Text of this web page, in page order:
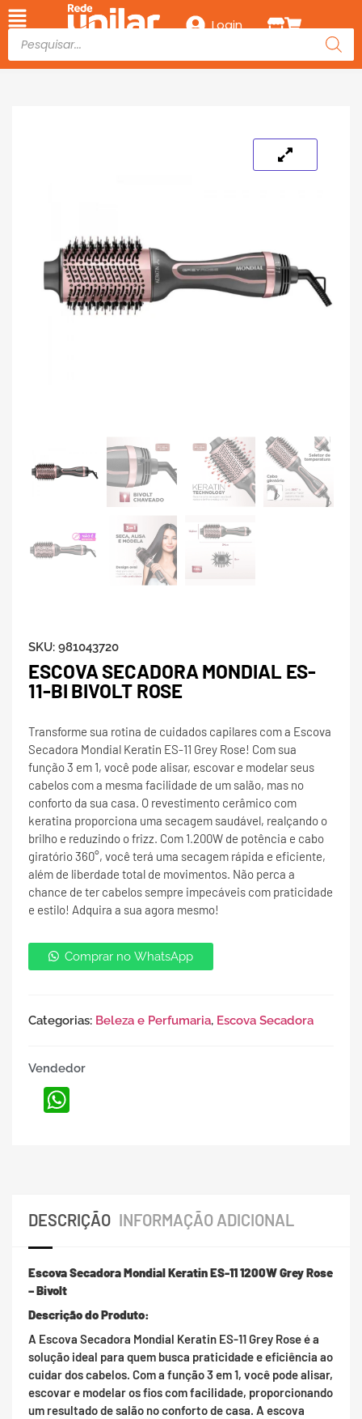
Login
SKU: 981043720
ESCOVA SECADORA MONDIAL ES-
11-BI BIVOLT ROSE
Transforme sua rotina de cuidados capilares com a Escova
Secadora Mondial Keratin ES-11 Grey Rose! Com sua
função 3 em 1, você pode alisar, escovar e modelar seus
cabelos com a mesma facilidade de um salão, mas no
conforto da sua casa. O revestimento cerâmico com
keratina proporciona uma secagem saudável, realçando o
brilho e reduzindo o frizz. Com 1.200W de potência e cabo
giratório 360°, você terá uma secagem rápida e eficiente,
além de liberdade total de movimentos. Não perca a
chance de ter cabelos sempre impecáveis com praticidade
e estilo! Adquira a sua agora mesmo!
Comprar no WhatsApp
Categorias: Beleza e Perfumaria, Escova Secadora
Vendedor
DESCRIÇÃO INFORMAÇÃO ADICIONAL
Escova Secadora Mondial Keratin ES-11 1200W Grey Rose
– Bivolt
Descrição do Produto:
A Escova Secadora Mondial Keratin ES-11 Grey Rose é a
solução ideal para quem busca praticidade e eficiência ao
cuidar dos cabelos. Com a função 3 em 1, você pode alisar,
escovar e modelar os fios com facilidade, proporcionando
um resultado de salão no conforto de casa. A escova